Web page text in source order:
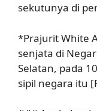
sekutunya di
*Prajurit White
senjata di
Selatan, pada
sipil negara itu